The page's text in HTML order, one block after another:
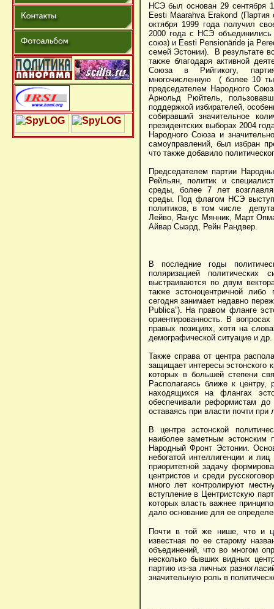
НСЭ был основан 29 сентября
Eesti Maarahva Erakond
октября 1999 года получил
2000 года с НСЭ
союз) и Eesti Pensionäride ja
семей Эстонии). В результате
также благодаря активной
Союза в Рийгикогу,
многочисленную ( более 10
председателем Народного
Арнольд Рюйтель,
поддержкой избирателей,
собиравший значительное
президентских выборах 2004
Народного Союза и
самоуправлений, был избран
что также добавило
Председателем партии
Рейльян, политик и
среды, более 7 лет
среды. Под флагом НСЭ
политиков, в том числе
Лейво, Яанус Мянник, Март
Айвар Сыэрд, Рейн Рандвер.
В последние годы
поляризацией
выстраиваются по двум
также эстоноцентричной
сегодня занимает недавно
Publica”). На правом фланге
ориентированность. В
правых позициях, хотя на
демографической ситуацие и
Также справа от центра
защищает интересы эстонского
которых в большей степени
Располагаясь ближе к
находящихся на флангах
обеспечивали реформистам
оставаясь при власти почти
В центре эстонской
наиболее заметным
Народный Фронт Эстонии.
небогатой интеллигенции и
приоритетной задачу
центристов и среди
много лет контролируют
вступление в Центристскую
которых власть важнее
дало основание для ее
Почти в той же нише, что и
известная по ее старому
объединений, что во многом
несколько бывших видных
партию из-за личных
значительную роль в